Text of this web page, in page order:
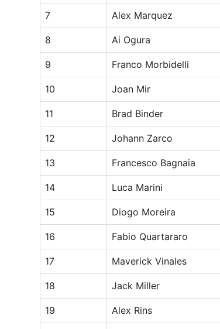
7 Alex Marquez
8 Ai Ogura
9 Franco Morbidelli
10 Joan Mir
11 Brad Binder
12 Johann Zarco
13 Francesco Bagnaia
14 Luca Marini
15 Diogo Moreira
16 Fabio Quartararo
17 Maverick Vinales
18 Jack Miller
19 Alex Rins